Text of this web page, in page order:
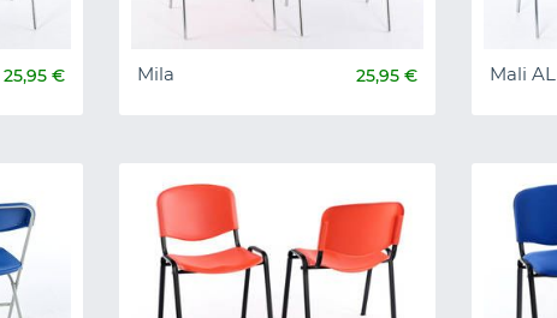
25,95 € Mila 25,95 € Mali AL